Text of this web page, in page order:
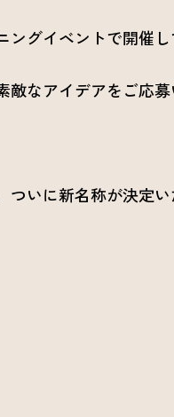
グイベントで開催し
なアイデアをご応募
いに新名称が決定